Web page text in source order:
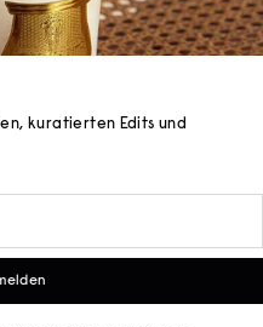
kuratierten Edits und